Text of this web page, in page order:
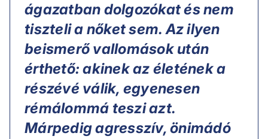
ágazatban dolgozókat és nem
tiszteli a nőket sem. Az ilyen
beismerő vallomások után
érthető: akinek az életének a
részévé válik, egyenesen
rémálommá teszi azt.
Márpedig agresszív, önimádó